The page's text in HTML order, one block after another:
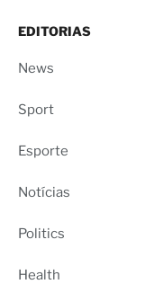
EDITORIAS
News
Sport
Esporte
Notícias
Politics
Health